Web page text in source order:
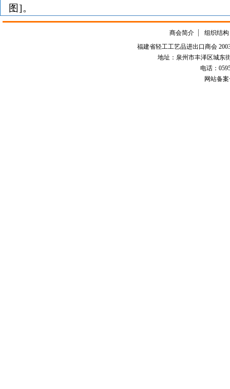
图]。
商会简介
组织结构
福建省轻工工艺品进出口商会
地址：泉州市丰泽区城东
电话：0595-
网站备